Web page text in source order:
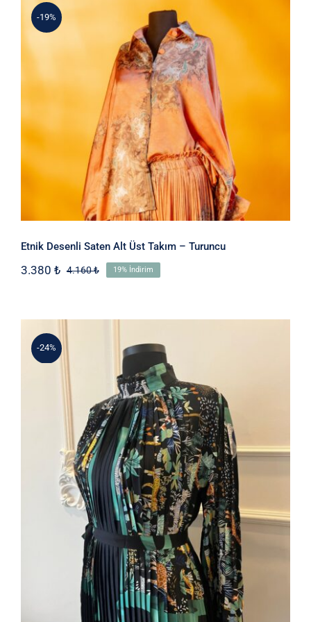
-19%
Etnik Desenli Saten Alt Üst Takım –
Turuncu
Etnik Desenli Saten Alt Üst Takım – Turuncu
4.160₺Orijinal
3.380 ₺
Şu
3.380 ₺.
19% İndirim
-24%
Focus Elbise